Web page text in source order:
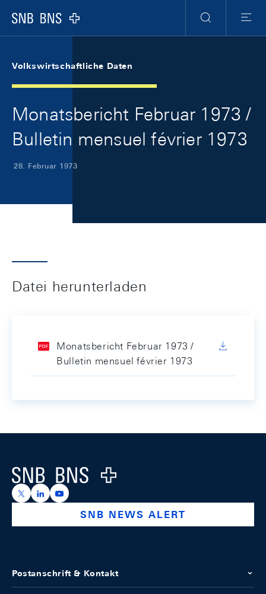
Logo
Suche
Menu
Volkswirtschaftliche Daten
Monatsbericht Februar 1973 /
Bulletin mensuel février 1973
28. Februar 1973
Datei herunterladen
Monatsbericht Februar 1973 /
Bulletin mensuel février 1973
Logo
https://x.com/snb_bns
https://ch.linkedin.com/company/swiss-national-
https://www.youtube.com/@swissnationalbank
SNB NEWS ALERT
Postanschrift & Kontakt